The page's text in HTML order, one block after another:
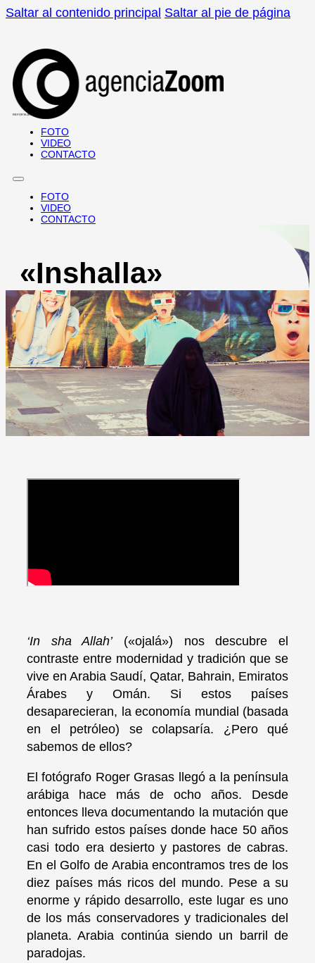
Saltar al contenido principal Saltar al pie de página
REPORTAJES · DOCUMENTALES
FOTO
VIDEO
CONTACTO
FOTO
VIDEO
CONTACTO
«Inshalla»
‘In sha Allah’(«ojalá») nos descubre el
contraste entre modernidad y tradición que se
vive en Arabia Saudí, Qatar, Bahrain, Emiratos
Árabes y Omán. Si estos países
desaparecieran, la economía mundial (basada
en el petróleo) se colapsaría. ¿Pero qué
sabemos de ellos?
El fotógrafo Roger Grasas llegó a la península
arábiga hace más de ocho años. Desde
entonces lleva documentando la mutación que
han sufrido estos países donde hace 50 años
casi todo era desierto y pastores de cabras.
En el Golfo de Arabia encontramos tres de los
diez países más ricos del mundo. Pese a su
enorme y rápido desarrollo, este lugar es uno
de los más conservadores y tradicionales del
planeta. Arabia continúa siendo un barril de
paradojas.